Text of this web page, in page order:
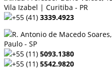
Vila Izabel | Curitiba - PR
+55 (41) 3339.4923
R. Antonio de Macedo
Paulo - SP
+55 (11) 5093.1380
+55 (11) 5542.9820